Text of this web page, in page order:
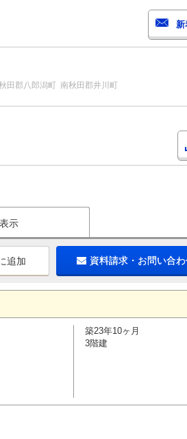
田郡八郎潟町 南秋田郡井川町
示
追加 資料請求・お問い合
築23年10ヶ月
3階建